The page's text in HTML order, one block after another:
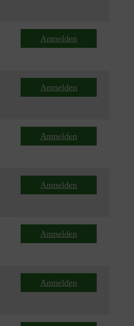
Anmelden
Anmelden
Anmelden
Anmelden
Anmelden
Anmelden